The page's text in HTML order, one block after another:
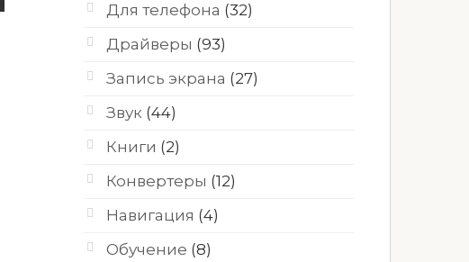
Для телефона (32)
Драйверы (93)
Запись экрана (27)
Звук (44)
Книги (2)
Конвертеры (12)
Навигация (4)
Обучение (8)